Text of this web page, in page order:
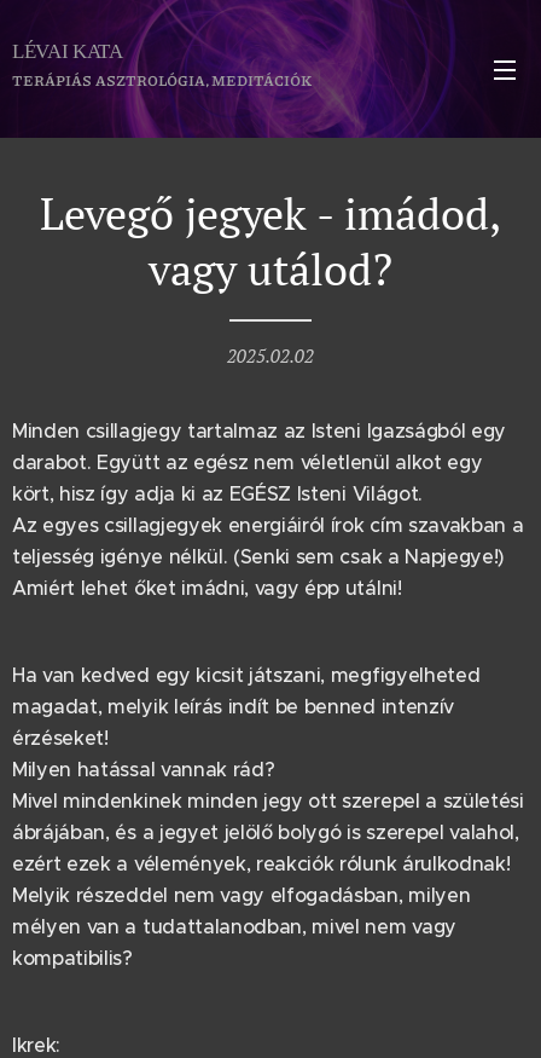
LÉVAI KATA
TERÁPIÁS ASZTROLÓGIA, MEDITÁCIÓK
Levegő jegyek - imádod,
vagy utálod?
2025.02.02
Minden csillagjegy tartalmaz az Isteni Igazságból egy
darabot. Együtt az egész nem véletlenül alkot egy
kört, hisz így adja ki az EGÉSZ Isteni Világot.
Az egyes csillagjegyek energiáiról írok cím szavakban a
teljesség igénye nélkül. (Senki sem csak a Napjegye!)
Amiért lehet őket imádni, vagy épp utálni!
Ha van kedved egy kicsit játszani, megfigyelheted
magadat, melyik leírás indít be benned intenzív
érzéseket!
Milyen hatással vannak rád?
Mivel mindenkinek minden jegy ott szerepel a születési
ábrájában, és a jegyet jelölő bolygó is szerepel valahol,
ezért ezek a vélemények, reakciók rólunk árulkodnak!
Melyik részeddel nem vagy elfogadásban, milyen
mélyen van a tudattalanodban, mivel nem vagy
kompatibilis?
Ikrek: